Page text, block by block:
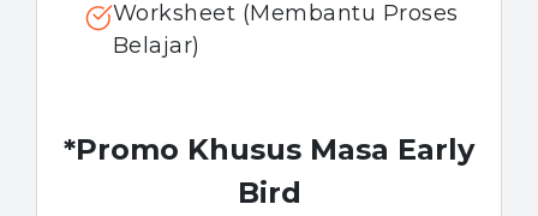
Worksheet (Membantu Proses
Belajar)
*Promo Khusus Masa Early
Bird